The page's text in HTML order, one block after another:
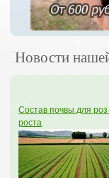
Новости
Состав почвы для
роста